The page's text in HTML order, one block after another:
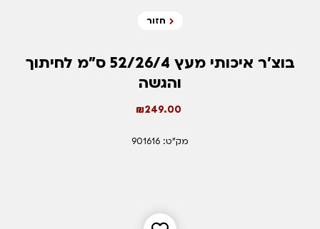
חזור
בוצ’ר איכותי מעץ 52/26/4 ס”מ לחיתוך
והגשה
249.00
₪
מק"ט: 901616